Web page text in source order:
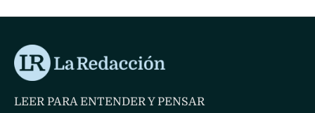
LEER PARA ENTENDER Y PENSAR